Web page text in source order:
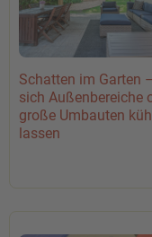
Schatten im Garten
sich Außenbereiche
große Umbauten
lassen